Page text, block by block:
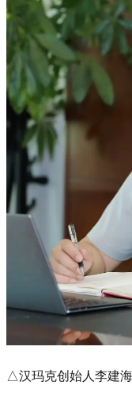
△汉玛克创始人李建海